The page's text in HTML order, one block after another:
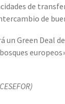
de
de
un Green Deal